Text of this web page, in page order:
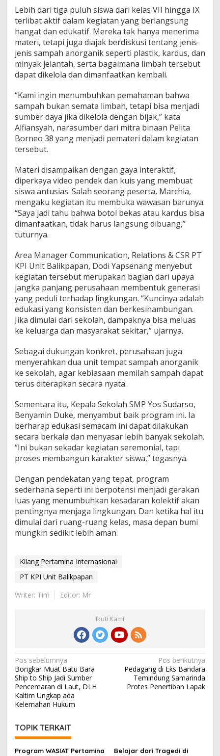
Lebih dari tiga puluh siswa dari kelas VII hingga IX
terlibat aktif dalam kegiatan yang berlangsung
hangat dan edukatif. Mereka tak hanya menerima
materi, tetapi juga diajak berdiskusi tentang jenis-
jenis sampah anorganik seperti plastik, kardus, dan
minyak jelantah, serta bagaimana limbah tersebut
dapat dikelola dan dimanfaatkan kembali.
“Kami ingin menumbuhkan pemahaman bahwa
sampah bukan semata limbah, tetapi bisa menjadi
sumber daya jika dikelola dengan bijak,” kata
Alfiansyah, narasumber dari mitra binaan Pelita
Borneo 38 yang menjadi pemateri dalam kegiatan
tersebut.
Materi disampaikan dengan gaya interaktif,
diperkaya video pendek dan kuis yang membuat
siswa antusias. Salah seorang peserta, Marchia,
mengaku kegiatan itu membuka wawasan barunya.
“Saya jadi tahu bahwa botol bekas atau kardus bisa
dimanfaatkan, tidak harus langsung dibuang,”
tuturnya.
Area Manager Communication, Relations & CSR PT
KPI Unit Balikpapan, Dodi Yapsenang menyebut
kegiatan tersebut merupakan bagian dari upaya
jangka panjang perusahaan membentuk generasi
yang peduli terhadap lingkungan. “Kuncinya adalah
edukasi yang konsisten dan berkesinambungan.
Jika dimulai dari sekolah, dampaknya bisa meluas
ke keluarga dan masyarakat sekitar,” ujarnya.
Sebagai dukungan konkret, perusahaan juga
menyerahkan dua unit tempat sampah anorganik
ke sekolah, agar kebiasaan memilah sampah dapat
terus diterapkan secara nyata.
Sementara itu, Kepala Sekolah SMP Yos Sudarso,
Benyamin Duke, menyambut baik program ini. Ia
berharap edukasi semacam ini dapat dilakukan
secara berkala dan menyasar lebih banyak sekolah.
“Ini bukan sekadar kegiatan seremonial, tapi
proses membangun karakter siswa,” tegasnya.
Dengan pendekatan yang tepat, program
sederhana seperti ini berpotensi menjadi gerakan
luas yang menumbuhkan kesadaran kolektif akan
pentingnya menjaga lingkungan. Dan ketika hal itu
dimulai dari ruang-ruang kelas, masa depan bumi
mungkin sedikit lebih aman.
Kilang Pertamina Internasional
PT KPI Unit Balikpapan
Writer: Tim
Editor: Mr
Ikuti Kami
Navigasi
pos
Pos sebelumnya
Bongkar Muat Batu Bara
Ship to Ship Jadi Sumber
Pencemaran di Laut, DLH
Kaltim Ungkap ada
Kelemahan Hukum
Pos berikutnya
Pedagang di Eks Bandara
Temindung Samarinda
Protes Penertiban Lapak
TOPIK TERKAIT
Program WASIAT Pertamina
Belajar dari Tragedi di